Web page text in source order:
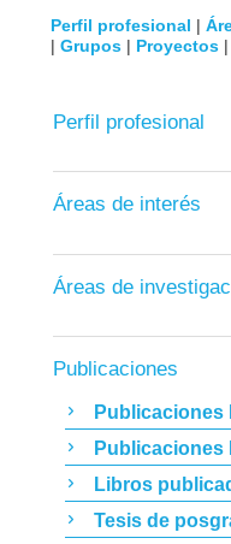
Perfil profesional |
| Grupos | Proyectos
Perfil profesional
Áreas de interés
Áreas de
Publicaciones
Publicaciones
Publicaciones
Libros
Tesis de